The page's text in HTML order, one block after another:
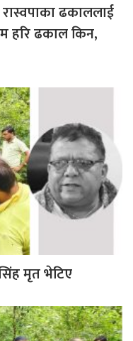
रास्वपाका ढकाललाई
हरि ढकाल किन,
मृत भेटिए